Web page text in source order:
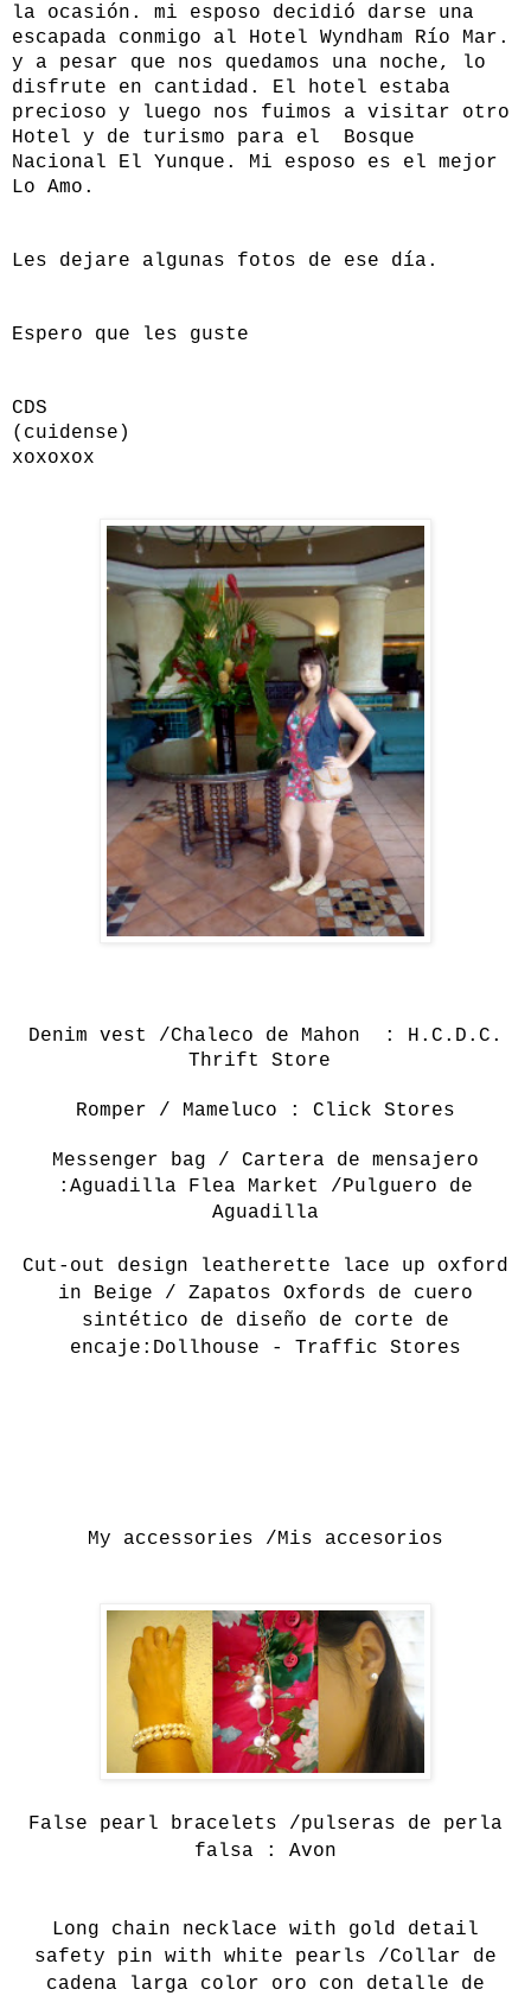
la ocasión. mi esposo decidió darse una
escapada conmigo al Hotel Wyndham Río Mar.
y a pesar que nos quedamos una noche, lo
disfrute en cantidad. El hotel estaba
precioso y luego nos fuimos a visitar otro
Hotel y de turismo para el Bosque
Nacional El Yunque. Mi esposo es el mejor
Lo Amo.
Les dejare algunas fotos de ese día.
Espero que les guste
CDS
(cuidense)
xoxoxox
Denim
vest /Chaleco de Mahon : H.C.D.C.
Thrift Store
Romper / Mameluco : Click Stores
Messenger bag / Cartera de mensajero
: Aguadilla Flea Market /Pulguero de
Aguadilla
Cut-out design leatherette lace up oxford
in Beige / Zapatos Oxfords de cuero
sintético de diseño de corte de
encaje:Dollhouse - Traffic Stores
My accessories /Mis accesorios
False pearl bracelets /pulseras de perla
falsa : Avon
Long chain necklace with gold detail
safety pin with white pearls /Collar de
cadena larga color oro con detalle de